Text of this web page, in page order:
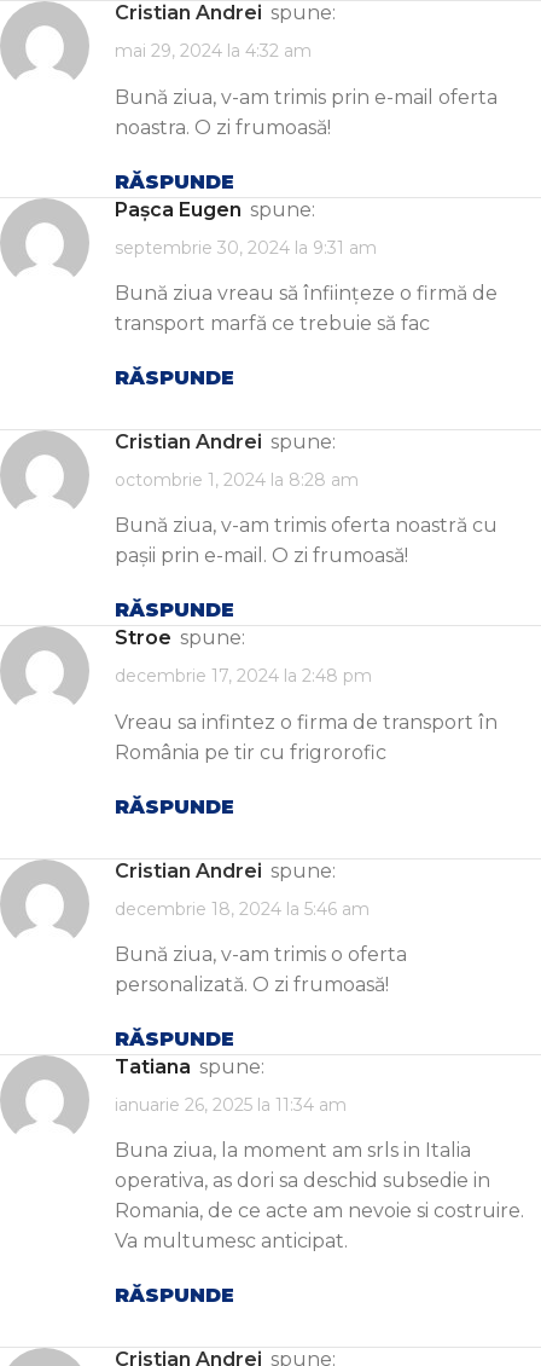
Cristian Andrei spune:
mai 29, 2024 la 4:32 am
Bună ziua, v-am trimis prin e-mail oferta
noastra. O zi frumoasă!
RĂSPUNDE
Pașca Eugen spune:
septembrie 30, 2024 la 9:31 am
Bună ziua vreau să înființeze o firmă de
transport marfă ce trebuie să fac
RĂSPUNDE
Cristian Andrei spune:
octombrie 1, 2024 la 8:28 am
Bună ziua, v-am trimis oferta noastră cu
pașii prin e-mail. O zi frumoasă!
RĂSPUNDE
Stroe spune:
decembrie 17, 2024 la 2:48 pm
Vreau sa infintez o firma de transport în
România pe tir cu frigrorofic
RĂSPUNDE
Cristian Andrei spune:
decembrie 18, 2024 la 5:46 am
Bună ziua, v-am trimis o oferta
personalizată. O zi frumoasă!
RĂSPUNDE
Tatiana spune:
ianuarie 26, 2025 la 11:34 am
Buna ziua, la moment am srls in Italia
operativa, as dori sa deschid subsedie in
Romania, de ce acte am nevoie si costruire.
Va multumesc anticipat.
RĂSPUNDE
Cristian Andrei spune: